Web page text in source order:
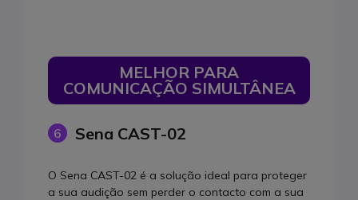
MELHOR PARA
COMUNICAÇÃO SIMULTÂNEA
6 Sena CAST-02
O Sena CAST-02 é a solução ideal para proteger
a sua audição sem perder o contacto com a sua